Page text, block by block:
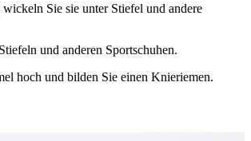
Sie sie unter Stiefel und andere
und anderen Sportschuhen.
hoch und bilden Sie einen Knieriemen.